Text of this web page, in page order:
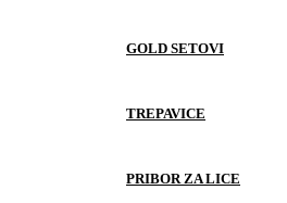
GOLD SETOVI
TREPAVICE
PRIBOR ZA LICE